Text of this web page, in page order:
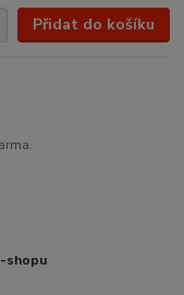
Přidat do košíku
shopu